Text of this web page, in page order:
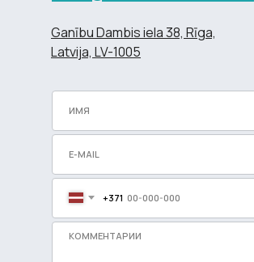
Ganību Dambis iela 38, Rīga,
Latvija, LV-1005
+371